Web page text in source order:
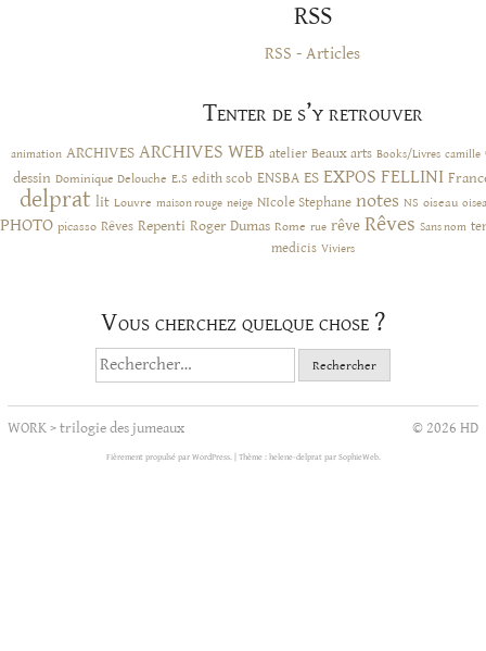
RSS
RSS - Articles
Tenter de s’y retrouver
animation ARCHIVES ARCHIVES WEB atelier Beaux arts Books/Livres camille
dessin Dominique Delouche E.S edith scob ENSBA ES EXPOS FELLINI
delprat lit Louvre maison rouge neige NIcole Stephane notes NS oiseau
PHOTO picasso Rêves Repenti Roger Dumas Rome rue rêve Rêves Sans nom
medicis Viviers
Vous cherchez quelque chose ?
Rechercher :
WORK>trilogie des jumeaux © 2026 HD
Fièrement propulsé par WordPress. Thème : helene-delprat par SophieWeb.